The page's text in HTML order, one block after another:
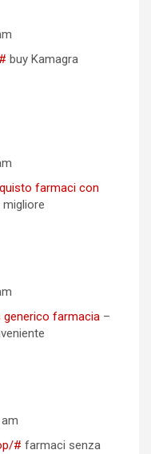
buy Kamagra
farmaci con
migliore
generico farmacia –
# farmaci senza